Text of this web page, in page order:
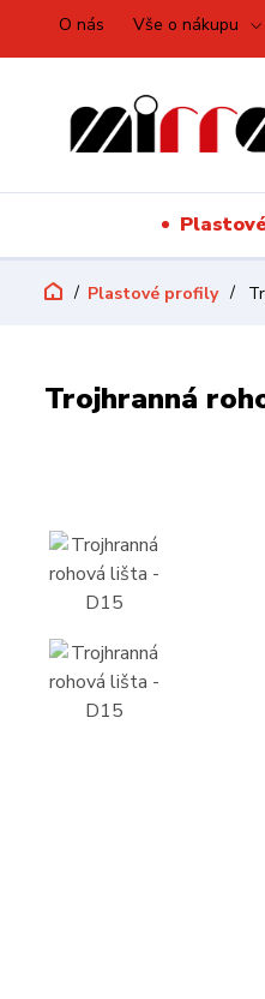
O nás Vše o nákupu
Plastové profily
Trojhranná